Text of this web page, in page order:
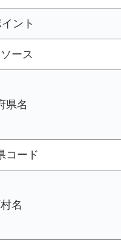
ント
ース
県名
コード
名